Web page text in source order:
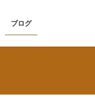
ブログ